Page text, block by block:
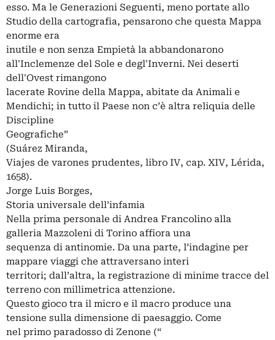
esso. Ma le Generazioni Seguenti, meno portate allo
Studio della cartografia, pensarono che questa Mappa
enorme era
inutile e non senza Empietà la abbandonarono
all'Inclemenze del Sole e degl'Inverni. Nei deserti
dell'Ovest rimangono
lacerate Rovine della Mappa, abitate da Animali e
Mendichi; in tutto il Paese non c’è altra reliquia delle
Discipline
Geografiche”
(Suárez Miranda,
Viajes de varones prudentes, libro IV, cap. XIV, Lérida,
1658).
Jorge Luis Borges,
Storia universale dell’infamia
Nella prima personale di Andrea Francolino alla
galleria Mazzoleni di Torino affiora una
sequenza di antinomie. Da una parte, l’indagine per
mappare viaggi che attraversano interi
territori; dall’altra, la registrazione di minime tracce del
terreno con millimetrica attenzione.
Questo gioco tra il micro e il macro produce una
tensione sulla dimensione di paesaggio. Come
nel primo paradosso di Zenone (“